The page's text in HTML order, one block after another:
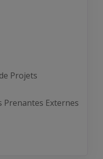
Projets
Prenantes Externes